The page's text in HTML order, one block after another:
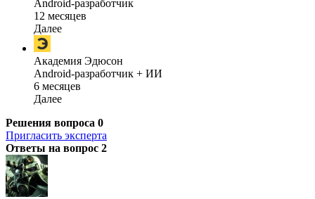
Android-разработчик
12 месяцев
Далее
Академия Эдюсон
Android-разработчик + ИИ
6 месяцев
Далее
Решения вопроса 0
Пригласить эксперта
Ответы на вопрос 2